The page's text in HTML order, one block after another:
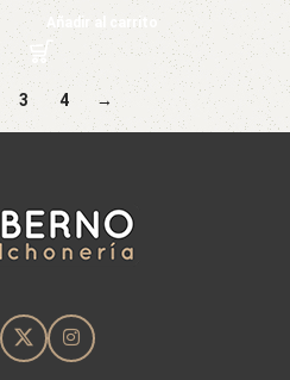
Añadir al carrito
3 4 →